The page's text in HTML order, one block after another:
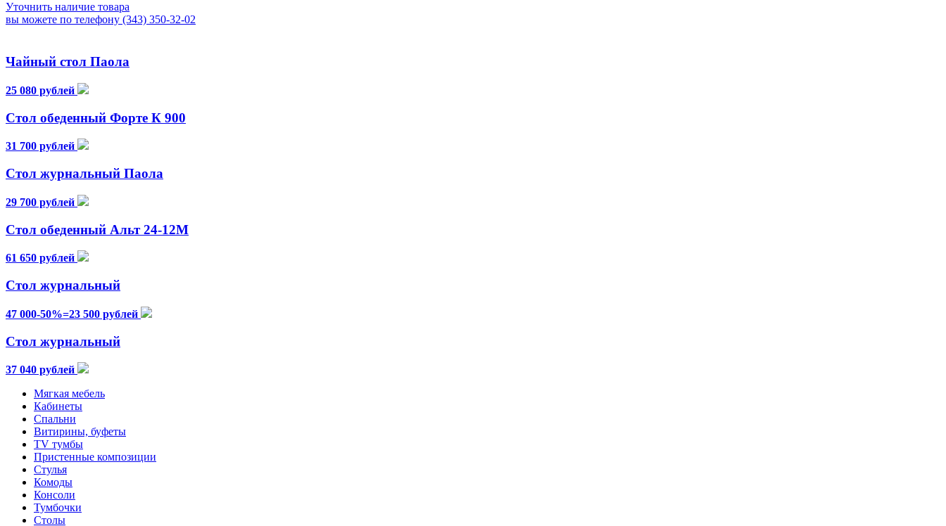
Уточнить наличие товара
вы можете по телефону (343) 350-32-02
Чайный стол Паола
25 080 рублей
Стол обеденный Форте К 900
31 700 рублей
Стол журнальный Паола
29 700 рублей
Стол обеденный Альт 24-12М
61 650 рублей
Стол журнальный
47 000-50%=23 500 рублей
Стол журнальный
37 040 рублей
Мягкая мебель
Кабинеты
Спальни
Витирины, буфеты
TV тумбы
Пристенные композиции
Стулья
Комоды
Консоли
Тумбочки
Столы